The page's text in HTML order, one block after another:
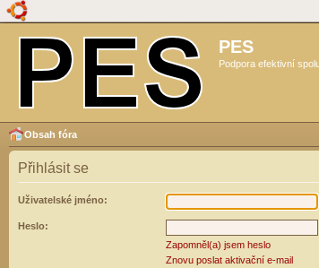
PES
Podpora efektivní
Obsah fóra
Přihlásit se
Uživatelské jméno:
Heslo:
Zapomněl(a) jsem heslo
Znovu poslat aktivační e-mail